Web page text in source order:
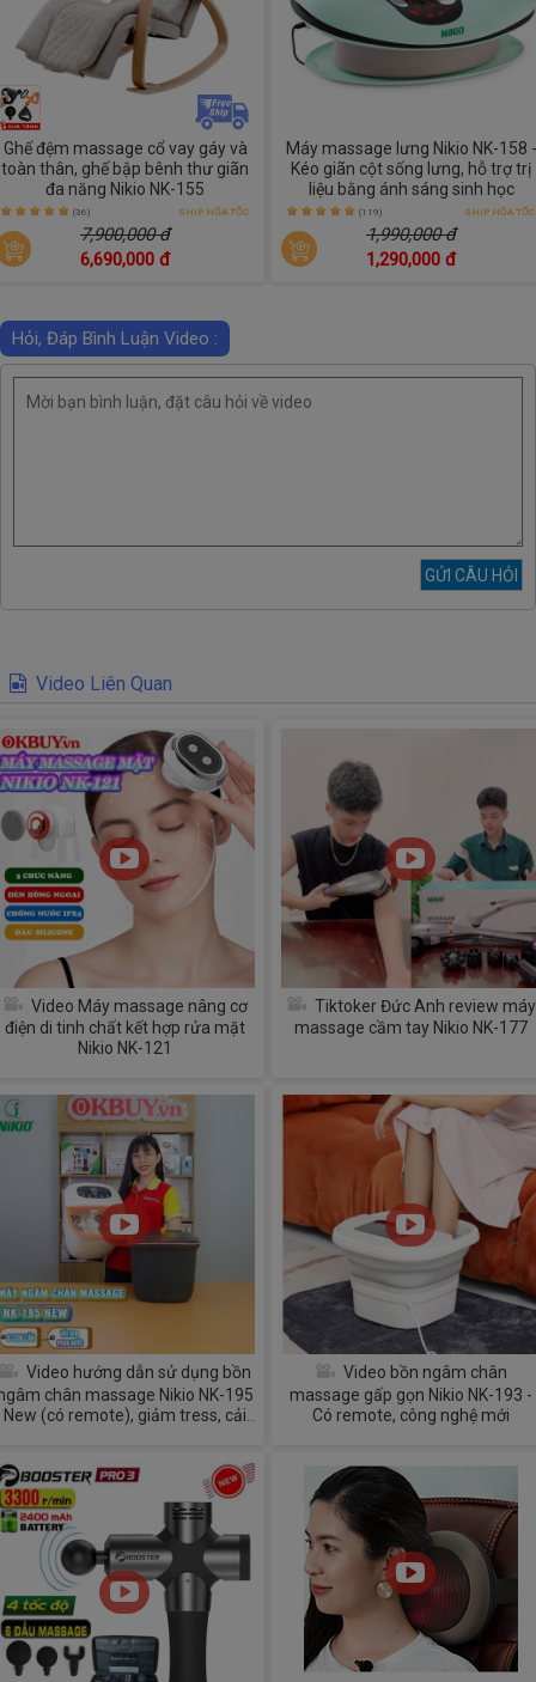
Ghế đệm massage cổ vay gáy và
toàn thân, ghế bập bênh thư giãn
đa năng Nikio NK-155
(36) SHIP HỎA TỐC
7,900,000 đ
6,690,000 đ
Máy massage lưng Nikio NK-158 -
Kéo giãn cột sống lưng, hỗ trợ trị
liệu bằng ánh sáng sinh học
(119) SHIP HỎA TỐC
1,990,000 đ
1,290,000 đ
Hỏi, Đáp Bình Luận Video :
Video Liên Quan
Video Máy massage nâng cơ
điện di tinh chất kết hợp rửa mặt
Nikio NK-121
Tiktoker Đức Anh review máy
massage cầm tay Nikio NK-177
Video hướng dẫn sử dụng bồn
chân massage Nikio NK-195
New (có remote), giảm tress, cải
Video bồn ngâm chân
massage gấp gọn Nikio NK-193 -
Có remote, công nghệ mới